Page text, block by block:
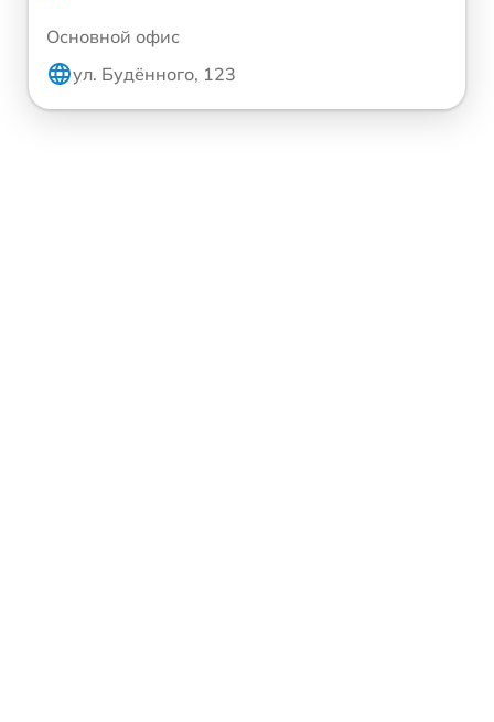
Основной офис
ул. Будённого, 123